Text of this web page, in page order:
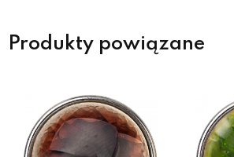
Produkty powiązane